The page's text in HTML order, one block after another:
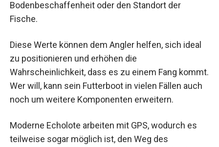
Bodenbeschaffenheit oder den Standort der
Fische.
Diese Werte können dem Angler helfen, sich ideal
zu positionieren und erhöhen die
Wahrscheinlichkeit, dass es zu einem Fang kommt.
Wer will, kann sein Futterboot in vielen Fällen auch
noch um weitere Komponenten erweitern.
Moderne Echolote arbeiten mit GPS, wodurch es
teilweise sogar möglich ist, den Weg des